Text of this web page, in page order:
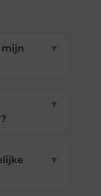
mijn
▼
▼
▼